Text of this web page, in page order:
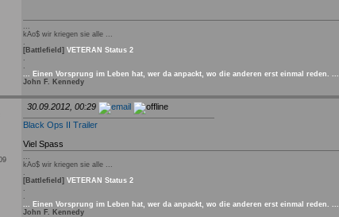
...
kAo$ wir kriegen sie alle ...
.
[Battlefield] VETERAN Status 2
.
.
... Einen Vorsprung im Leben hat, wer da anpackt, wo die anderen erst einmal reden. ...
John F. Kennedy
30.09.2012, 00:29
Black Ops II Trailer
Viel Spass
...
kAo$ wir kriegen sie alle ...
.
[Battlefield] VETERAN Status 2
.
.
... Einen Vorsprung im Leben hat, wer da anpackt, wo die anderen erst einmal reden. ...
John F. Kennedy